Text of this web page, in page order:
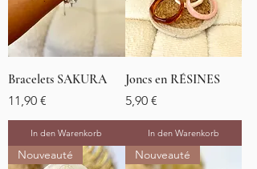
Bracelets SAKURA
Preis
11,90 €
In den Warenkorb
Joncs en RÉSINES
Preis
5,90 €
In den Warenkorb
Nouveauté Nouveauté